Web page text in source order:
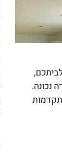
נכונה.